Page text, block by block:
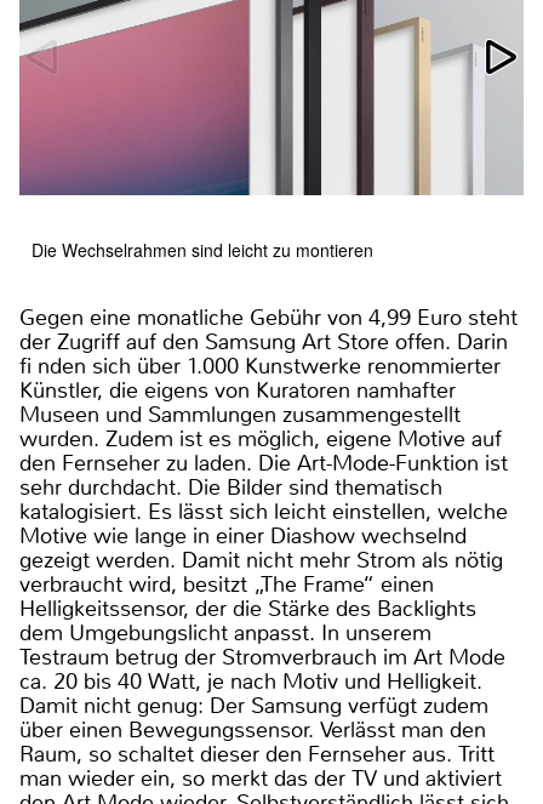
Die Wechselrahmen sind leicht zu montieren
Gegen eine monatliche Gebühr von 4,99 Euro steht
der Zugriff auf den Samsung Art Store offen. Darin
fi nden sich über 1.000 Kunstwerke renommierter
Künstler, die eigens von Kuratoren namhafter
Museen und Sammlungen zusammengestellt
wurden. Zudem ist es möglich, eigene Motive auf
den Fernseher zu laden. Die Art-Mode-Funktion ist
sehr durchdacht. Die Bilder sind thematisch
katalogisiert. Es lässt sich leicht einstellen, welche
Motive wie lange in einer Diashow wechselnd
gezeigt werden. Damit nicht mehr Strom als nötig
verbraucht wird, besitzt „The Frame“ einen
Helligkeitssensor, der die Stärke des Backlights
dem Umgebungslicht anpasst. In unserem
Testraum betrug der Stromverbrauch im Art Mode
ca. 20 bis 40 Watt, je nach Motiv und Helligkeit.
Damit nicht genug: Der Samsung verfügt zudem
über einen Bewegungssensor. Verlässt man den
Raum, so schaltet dieser den Fernseher aus. Tritt
man wieder ein, so merkt das der TV und aktiviert